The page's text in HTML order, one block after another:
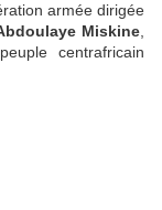
armée dirigée
Miskine
centrafricain